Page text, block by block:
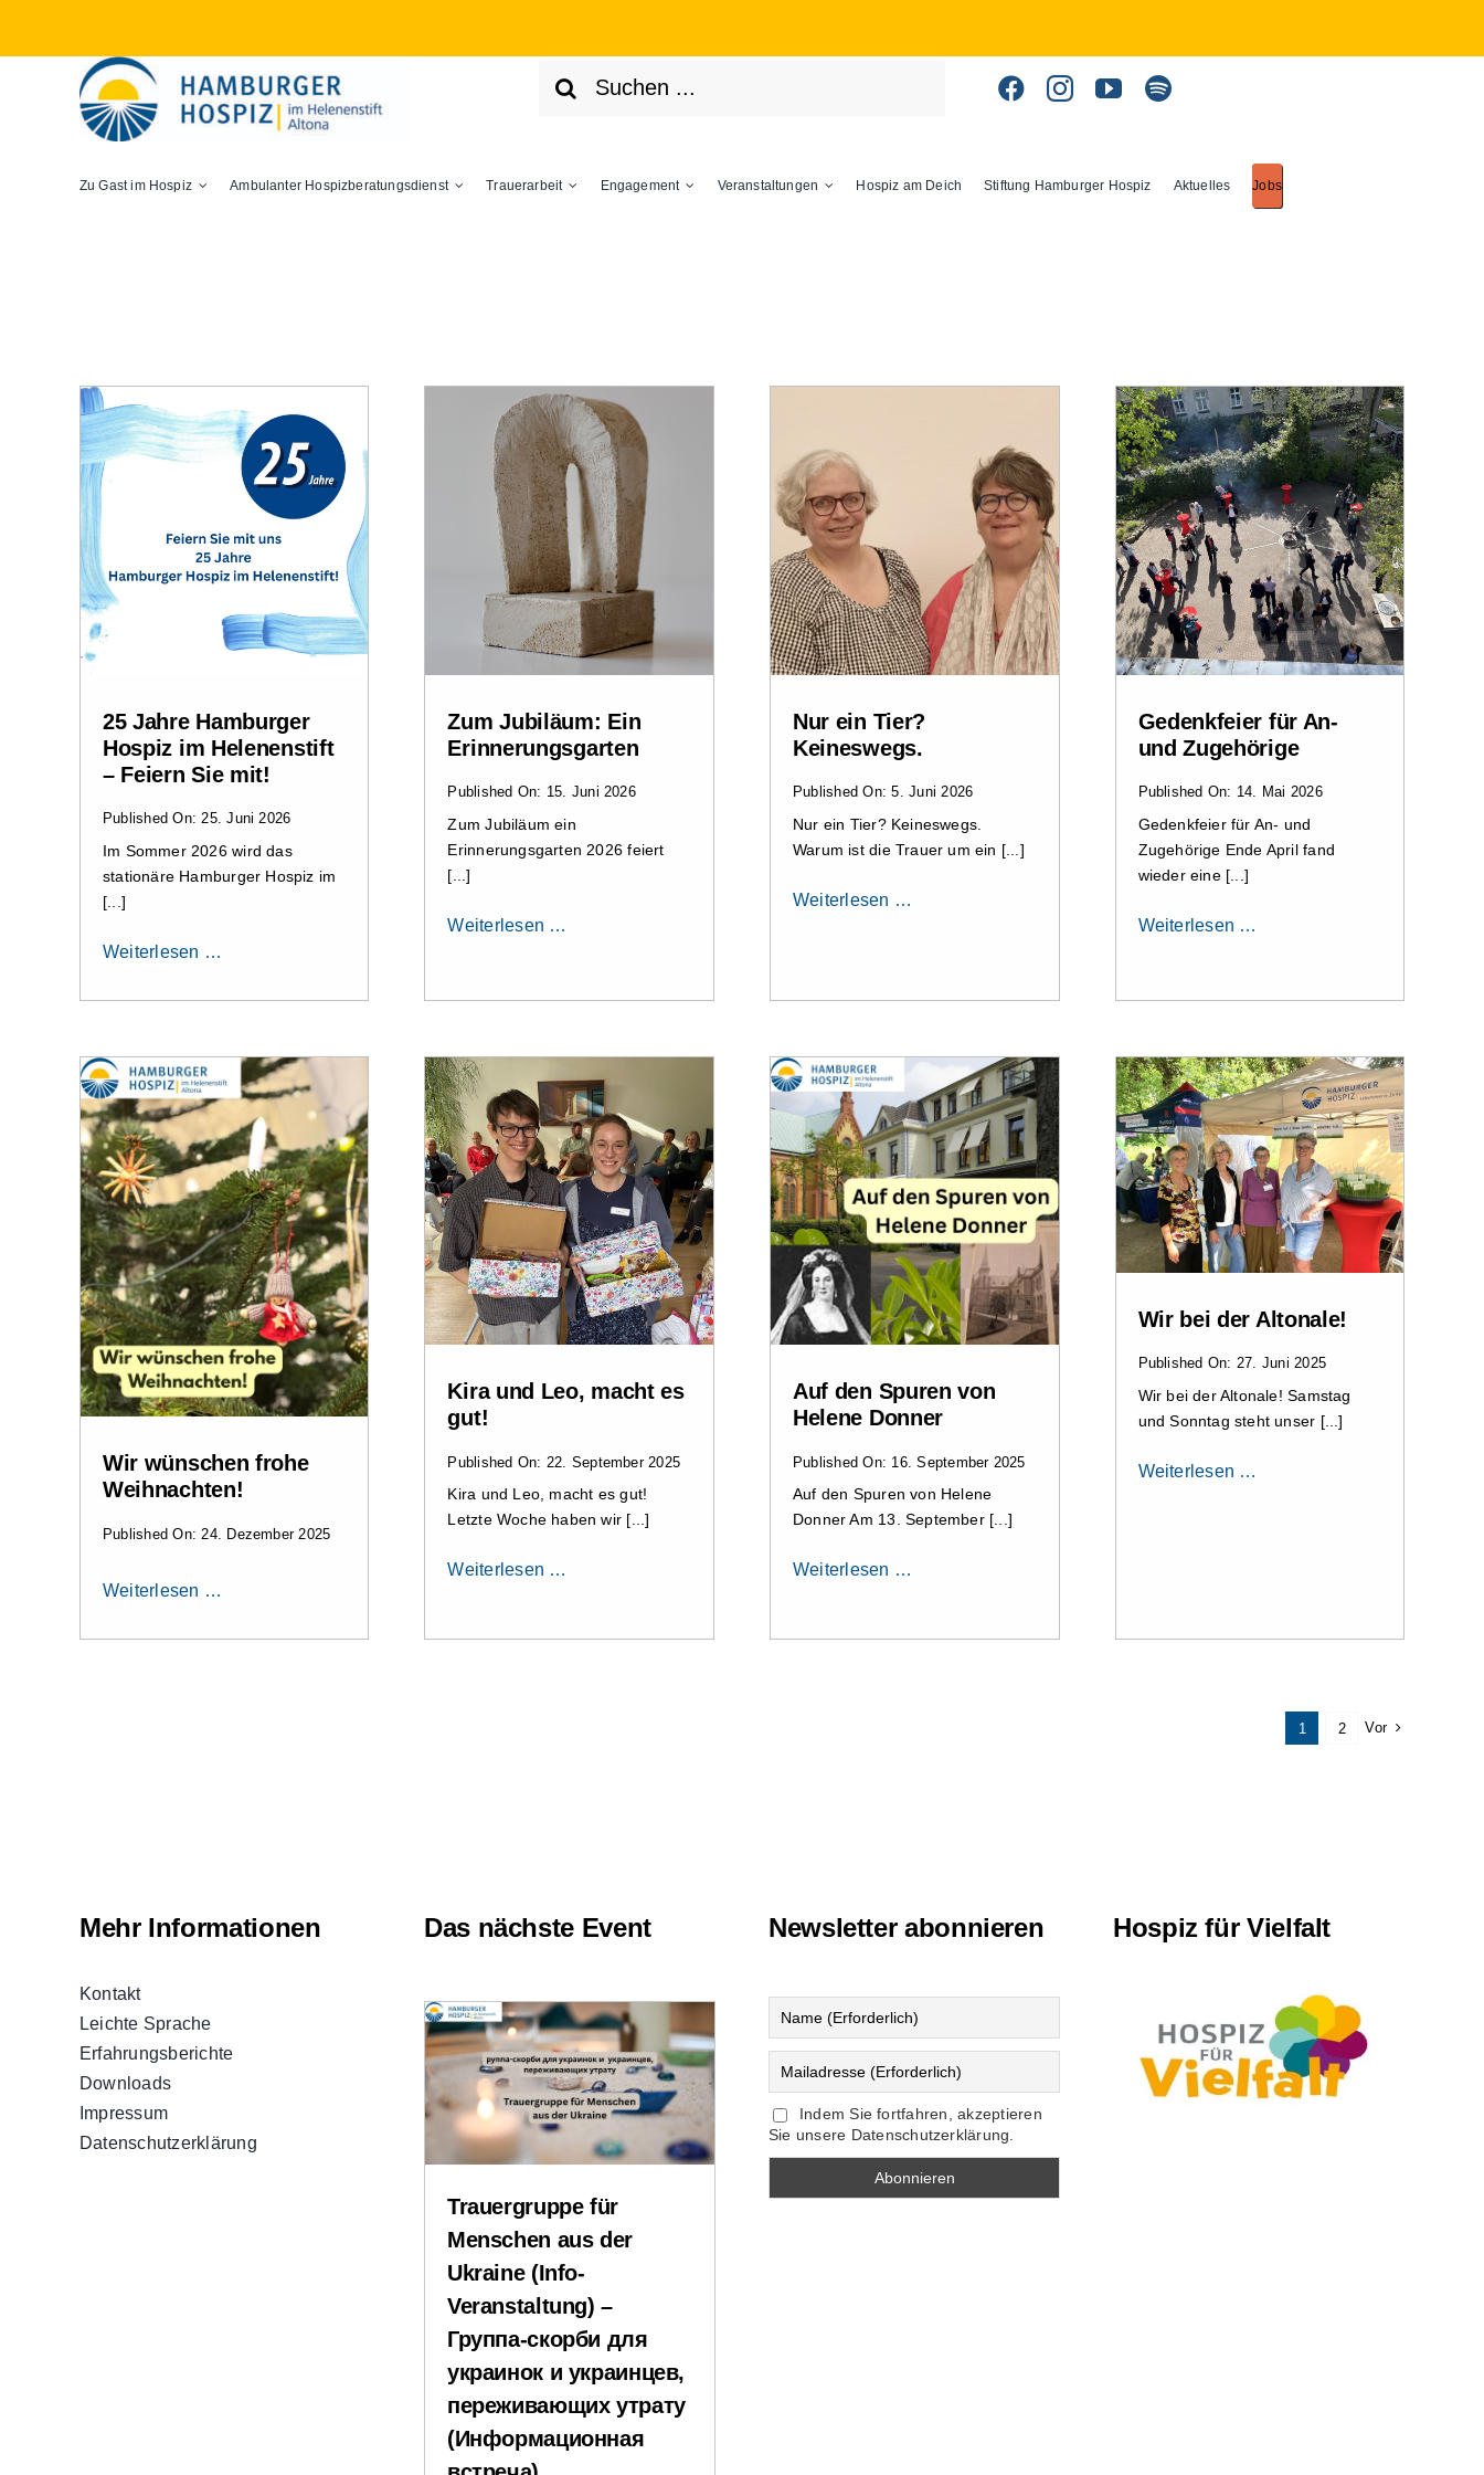
Suche
nach:
Zu Gast im Hospiz Ambulanter Hospizberatungsdienst Trauerarbeit Engagement Veranstaltungen Hospiz am Deich Stiftung Hamburger Hospiz Aktuelles Jobs
25 Jahre Hamburger
Hospiz im Helenenstift
– Feiern Sie mit!
Published On: 25. Juni 2026
Im Sommer 2026 wird das
stationäre Hamburger Hospiz im
[...]
Weiterlesen …
Zum Jubiläum: Ein
Erinnerungsgarten
Published On: 15. Juni 2026
Zum Jubiläum ein
Erinnerungsgarten 2026 feiert
[...]
Weiterlesen …
Nur ein Tier?
Keineswegs.
Published On: 5. Juni 2026
Nur ein Tier? Keineswegs.
Warum ist die Trauer um ein [...]
Weiterlesen …
Gedenkfeier für An-
und Zugehörige
Published On: 14. Mai 2026
Gedenkfeier für An- und
Zugehörige Ende April fand
wieder eine [...]
Weiterlesen …
Wir wünschen frohe
Weihnachten!
Published On: 24. Dezember 2025
Weiterlesen …
Kira und Leo, macht es
gut!
Published On: 22. September 2025
Kira und Leo, macht es gut!
Letzte Woche haben wir [...]
Weiterlesen …
Auf den Spuren von
Helene Donner
Published On: 16. September 2025
Auf den Spuren von Helene
Donner Am 13. September [...]
Weiterlesen …
Wir bei der Altonale!
Published On: 27. Juni 2025
Wir bei der Altonale! Samstag
und Sonntag steht unser [...]
Weiterlesen …
1 2 Vor
Mehr Informationen
Kontakt
Leichte Sprache
Erfahrungsberichte
Downloads
Impressum
Datenschutzerklärung
Das nächste Event
Trauergruppe für
Menschen aus der
Ukraine (Info-
Veranstaltung) –
Группа-скорби для
украинок и украинцев,
переживающих утрату
(Информационная
Newsletter abonnieren
Indem Sie fortfahren, akzeptieren
Sie unsere Datenschutzerklärung.
Hospiz für Vielfalt